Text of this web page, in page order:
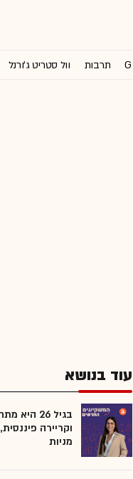
תרבות וול סטריט ג'ורנל
עוד בנושא
בגיל 26
מניות